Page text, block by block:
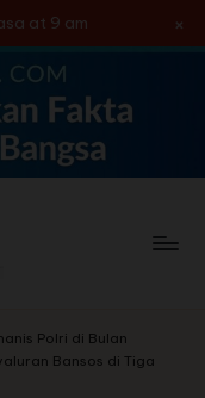
at 9 am ×
Polri di Bulan
Bansos di Tiga